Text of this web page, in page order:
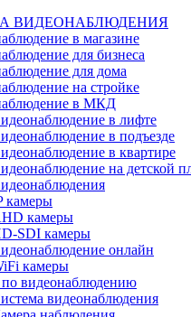
ВИДЕОНАБЛЮДЕНИЯ
в магазине
для бизнеса
для дома
на стройке
в МКД
в лифте
в подъезде
в квартире
на детской
камеры
камеры
SDI камеры
онлайн
камеры
по видеонаблюдению
видеонаблюдения